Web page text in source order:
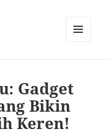
Gadget
Bikin
Keren!